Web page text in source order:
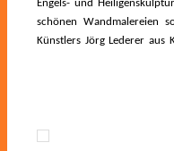
Engels- und
schönen Wandmalereien
Künstlers Jörg Lederer aus